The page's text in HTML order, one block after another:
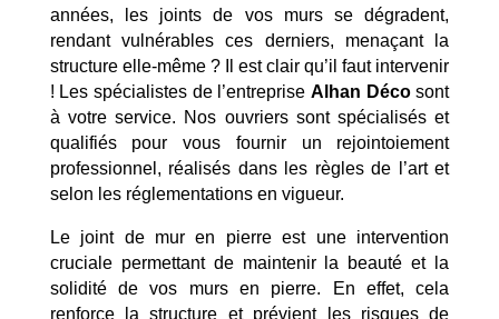
années, les joints de vos murs se dégradent,
rendant vulnérables ces derniers, menaçant la
structure elle-même ? Il est clair qu’il faut intervenir
! Les spécialistes de l’entreprise Alhan Décosont
à votre service. Nos ouvriers sont spécialisés et
qualifiés pour vous fournir un rejointoiement
professionnel, réalisés dans les règles de l’art et
selon les réglementations en vigueur.
Le joint de mur en pierre est une intervention
cruciale permettant de maintenir la beauté et la
solidité de vos murs en pierre. En effet, cela
renforce la structure et prévient les risques de